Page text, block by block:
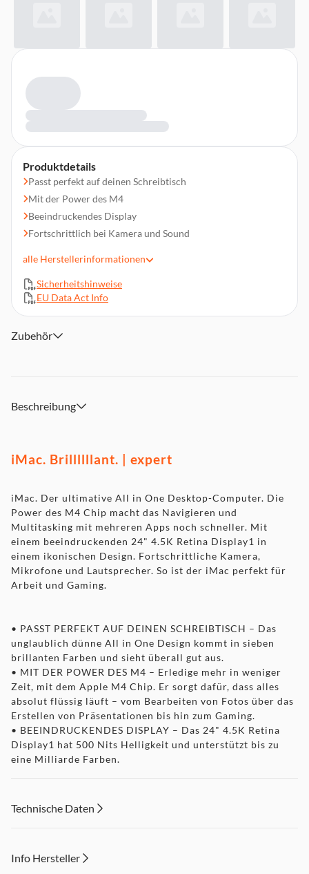
Produktdetails
Passt perfekt auf deinen Schreibtisch
Mit der Power des M4
Beeindruckendes Display
Fortschrittlich bei Kamera und Sound
Verbinde alles
Datenschutz und Sicherheit sind direkt mit eingebaut
alle Herstellerinformationen
Sicherheitshinweise
EU Data Act Info
Zubehör
Beschreibung
iMac. Brillllllant. | expert
iMac. Der ultimative All in One Desktop-Computer. Die
Power des M4 Chip macht das Navigieren und
Multitasking mit mehreren Apps noch schneller. Mit
einem beeindruckenden 24" 4.5K Retina Display1 in
einem ikonischen Design. Fortschrittliche Kamera,
Mikrofone und Lautsprecher. So ist der iMac perfekt für
Arbeit und Gaming.
• PASST PERFEKT AUF DEINEN SCHREIBTISCH – Das
unglaublich dünne All in One Design kommt in sieben
brillanten Farben und sieht überall gut aus.
• MIT DER POWER DES M4 – Erledige mehr in weniger
Zeit, mit dem Apple M4 Chip. Er sorgt dafür, dass alles
absolut flüssig läuft – vom Bearbeiten von Fotos über das
Erstellen von Präsentationen bis hin zum Gaming.
• BEEINDRUCKENDES DISPLAY – Das 24" 4.5K Retina
Display1 hat 500 Nits Helligkeit und unterstützt bis zu
eine Milliarde Farben.
Studioqualität und sechs Lautsprechern mit 3D Audio
bleibst du immer in der Bildmitte und klingst großartig.
Photoshop und Zoom, laufen auf macOS blitzschnell.
Technische Daten
Info Hersteller